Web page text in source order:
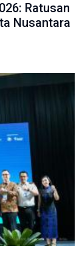
Ratusan
Nusantara